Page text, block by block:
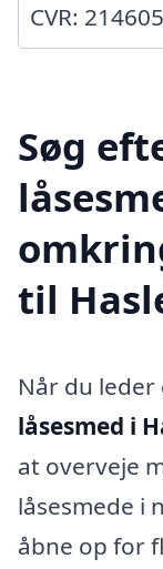
CVR:
Søg
til
Når du
låsesmed i
at overveje
låsesmede i
åbne op for